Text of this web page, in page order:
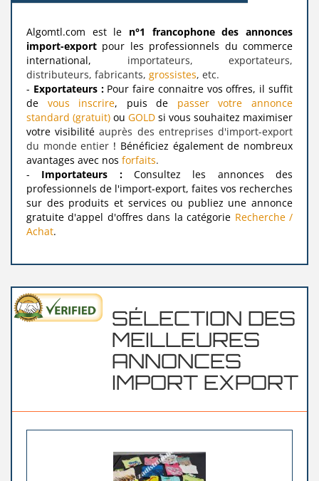
Algomtl.com est le n°1 francophone des annonces
import-export pour les professionnels du commerce
international, importateurs, exportateurs,
distributeurs, fabricants, grossistes, etc.
- Exportateurs :Pour faire connaitre vos offres, il suffit
de
vous inscrire, puis de passer votre annonce
standard (gratuit) ou GOLD si vous souhaitez maximiser
votre visibilitéauprès des entreprises d'import-export
du monde entier ! Bénéficiez également de nombreux
avantages avec nos forfaits.
- Importateurs :Consultez les annonces des
professionnels de l'import-export, faites vos recherches
sur des produits et services ou publiez une annonce
gratuite d'appel d'offres dans la catégorie Recherche /
Achat.
SÉLECTION DES
MEILLEURES
ANNONCES
IMPORT EXPORT